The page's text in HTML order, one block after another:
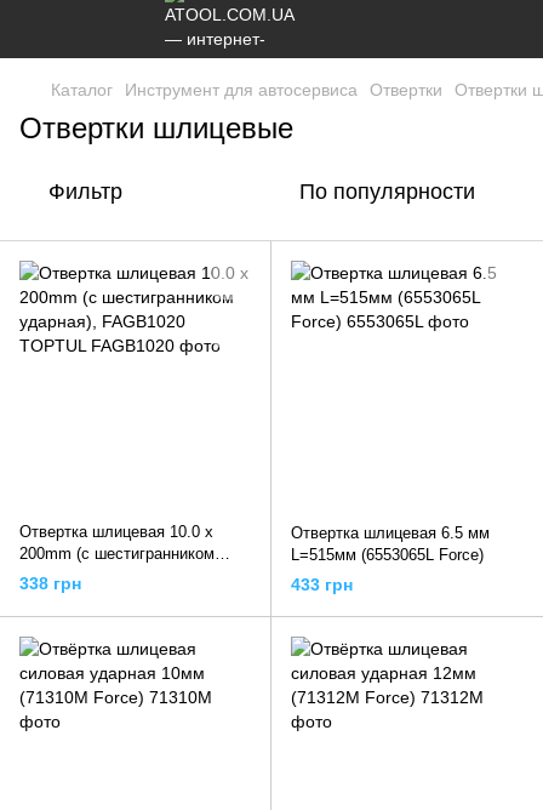
Каталог Инструмент для автосервиса Отвертки Отвертки
Отвертки шлицевые
Фильтр По популярности
Отвертка шлицевая 10.0 x
200mm (с шестигранником
ударная), FAGB1020 TOPTUL
338 грн
Отвертка шлицевая 6.5 мм
L=515мм (6553065L Force)
433 грн